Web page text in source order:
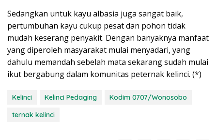
Sedangkan untuk kayu albasia juga sangat baik,
pertumbuhan kayu cukup pesat dan pohon tidak
mudah keserang penyakit. Dengan banyaknya manfaat
yang diperoleh masyarakat mulai menyadari, yang
dahulu memandah sebelah mata sekarang sudah mulai
ikut bergabung dalam komunitas peternak kelinci. (*)
Kelinci Kelinci Pedaging
Kodim 0707/Wonosobo
ternak kelinci